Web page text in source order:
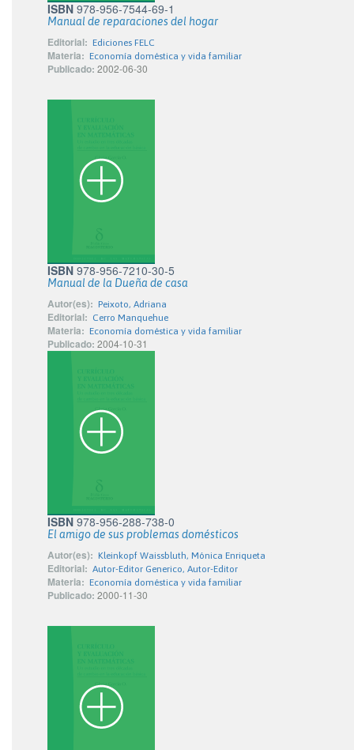
ISBN 978-956-7544-69-1
Manual de reparaciones del hogar
Editorial: Ediciones FELC
Materia: Economía doméstica y vida familiar
Publicado: 2002-06-30
ISBN 978-956-7210-30-5
Manual de la Dueña de casa
Autor(es): Peixoto, Adriana
Editorial: Cerro Manquehue
Materia: Economía doméstica y vida familiar
Publicado: 2004-10-31
ISBN 978-956-288-738-0
El amigo de sus problemas domésticos
Autor(es): Kleinkopf Waissbluth, Mónica Enriqueta
Editorial: Autor-Editor Generico, Autor-Editor
Materia: Economía doméstica y vida familiar
Publicado: 2000-11-30